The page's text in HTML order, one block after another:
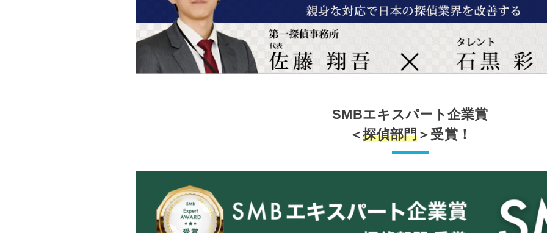
SMBエキスパート企業賞
＜探偵部門 ＞受賞！